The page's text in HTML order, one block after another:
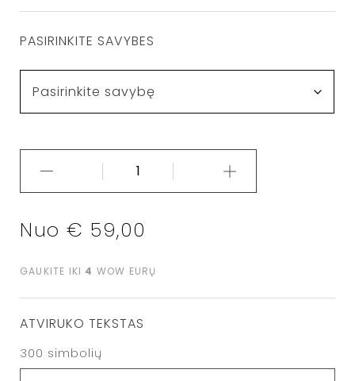
PASIRINKITE SAVYBES
Nuo € 59,00
GAUKITE IKI 4 WOW EURŲ
ATVIRUKO TEKSTAS
300 simbolių